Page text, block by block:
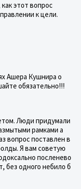
этот вопрос
к цели.
Ашера Кушнира о
обязательно!!!
Люди придумали
рамками а
вопрос поставлен в
Я вам советую
посленево
без одного небило б